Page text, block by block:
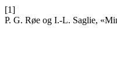
[1]
P. G. Røe og I.-L. Saglie,